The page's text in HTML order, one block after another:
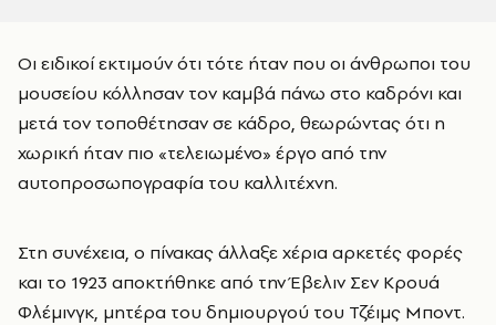
Οι ειδικοί εκτιμούν ότι τότε ήταν που οι άνθρωποι του
μουσείου κόλλησαν τον καμβά πάνω στο καδρόνι και
μετά τον τοποθέτησαν σε κάδρο, θεωρώντας ότι η
χωρική ήταν πιο «τελειωμένο» έργο από την
αυτοπροσωπογραφία του καλλιτέχνη.
Στη συνέχεια, ο πίνακας άλλαξε χέρια αρκετές φορές
και το 1923 αποκτήθηκε από την Έβελιν Σεν Κρουά
Φλέμινγκ, μητέρα του δημιουργού του Τζέιμς Μποντ.